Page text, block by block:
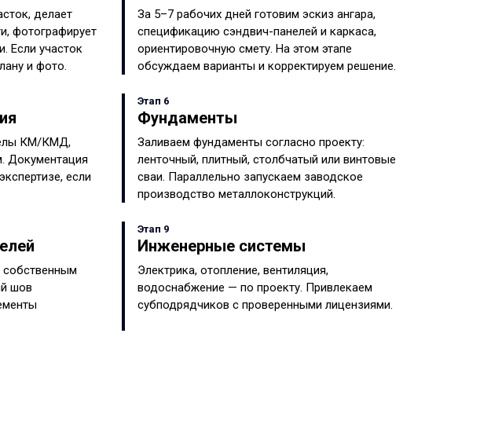
делает
фотографирует
Если участок
и фото.
За 5–7 рабочих дней готовим эскиз ангара,
спецификацию сэндвич-панелей и каркаса,
ориентировочную смету. На этом этапе
обсуждаем варианты и корректируем решение.
КМ/КМД,
Документация
если
Этап 6
Фундаменты
Заливаем фундаменты согласно проекту:
ленточный, плитный, столбчатый или винтовые
сваи. Параллельно запускаем заводское
производство металлоконструкций.
собственным
шов
Этап 9
Инженерные системы
Электрика, отопление, вентиляция,
водоснабжение — по проекту. Привлекаем
субподрядчиков с проверенными лицензиями.